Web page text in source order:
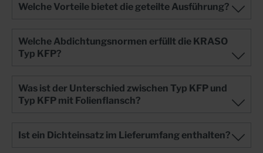
Welche Vorteile bietet die geteilte Ausführung?
Welche Abdichtungsnormen erfüllt die KRASO
Typ KFP?
Was ist der Unterschied zwischen Typ KFP und
Typ KFP mit Folienflansch?
Ist ein Dichteinsatz im Lieferumfang enthalten?